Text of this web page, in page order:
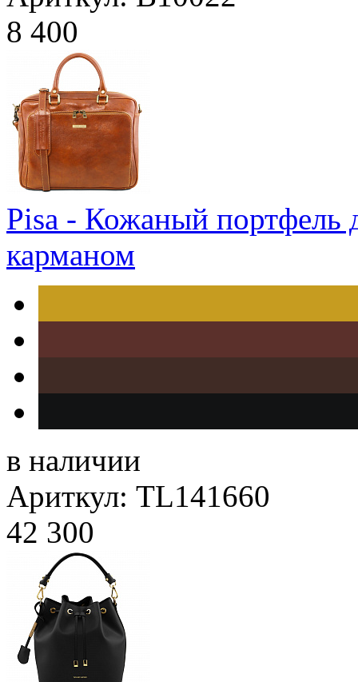
8 400
Pisa - Кожаный портфель
карманом
в наличии
Ариткул: TL141660
42 300